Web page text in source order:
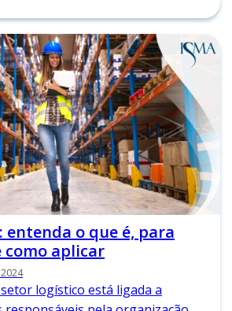
o que é, para
como aplicar
logístico está ligada a